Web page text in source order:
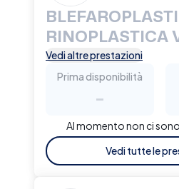
RINOPLASTICA
Vedi altre prestazioni
Prima disponibilità
-
Al momento non ci
Vedi tutte le